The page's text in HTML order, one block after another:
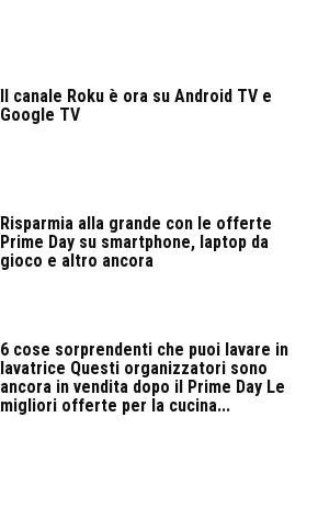
Il canale Roku è ora su Android TV e
Google TV
Risparmia alla grande con le offerte
Prime Day su smartphone, laptop da
gioco e altro ancora
6 cose sorprendenti che puoi lavare in
lavatrice Questi organizzatori sono
ancora in vendita dopo il Prime Day Le
migliori offerte per la cucina...